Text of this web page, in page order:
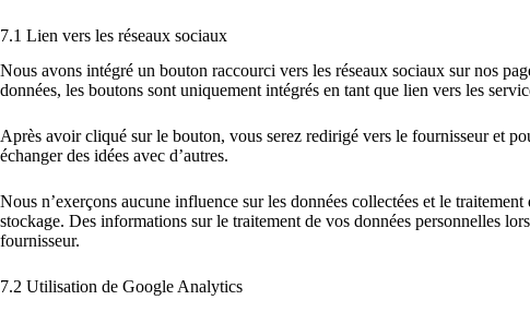
7.1 Lien vers les réseaux sociaux
Nous avons intégré un bouton raccourci vers les réseaux sociaux sur nos
données, les boutons sont uniquement intégrés en tant que lien vers les
Après avoir cliqué sur le bouton, vous serez redirigé vers le fournisseur et
échanger des idées avec d’autres.
Nous n’exerçons aucune influence sur les données collectées et le
stockage. Des informations sur le traitement de vos données personnelles
fournisseur.
7.2 Utilisation de Google Analytics